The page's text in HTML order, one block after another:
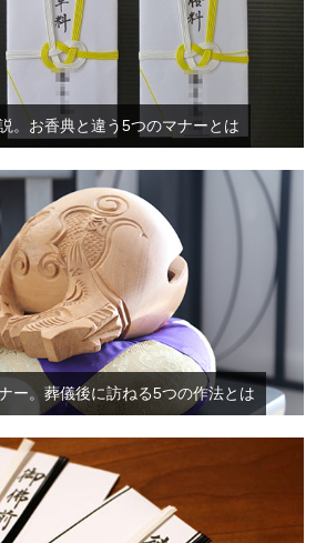
。お香典と違う5つのマナーとは
ー。葬儀後に訪ねる5つの作法とは